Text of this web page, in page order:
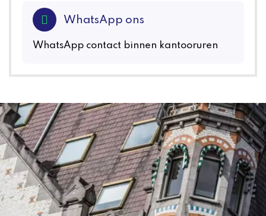
WhatsApp ons
WhatsApp contact binnen kantooruren